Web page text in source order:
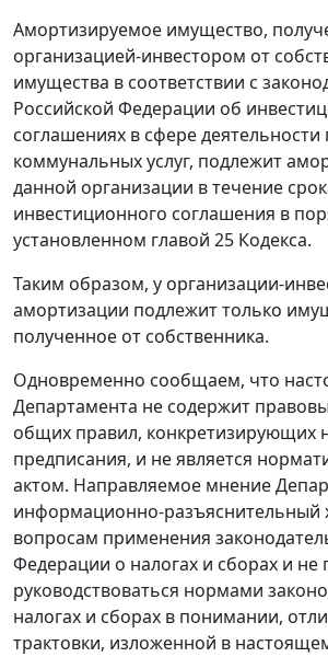
Амортизируемое имущество,
организацией-инвестором от
имущества в соответствии с
Российской Федерации об
соглашениях в сфере
коммунальных услуг, подлежит
данной организации в течение
инвестиционного соглашения в
установленном главой 25 Кодекса.
Таким образом, у организации-
амортизации подлежит только
полученное от собственника.
Одновременно сообщаем, что
Департамента не содержит
общих правил, конкретизирующих
предписания, и не является
актом. Направляемое мнение
информационно-разъяснительный
вопросам применения
Федерации о налогах и сборах и не
руководствоваться нормами
налогах и сборах в понимании,
трактовки, изложенной в